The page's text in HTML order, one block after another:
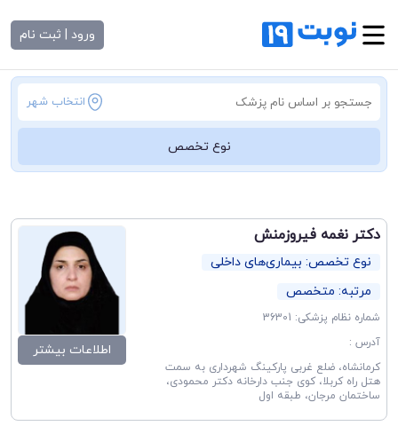
ورود | ثبت نام
انتخاب شهر
نوع تخصص
دکتر نغمه فیروزمنش
نوع تخصص: بیماری‌های داخلی
مرتبه: متخصص
شماره نظام پزشکی: 36301
آدرس :
کرمانشاه، ضلع غربی پارکینگ شهرداری به سمت
هتل راه کربلا، کوی جنب دارخانه دکتر محمودی،
ساختمان مرجان، طبقه اول
اطلاعات بیشتر